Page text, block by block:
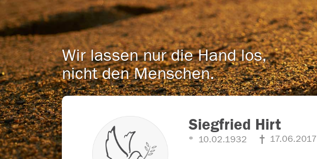
Wir lassen nur die Hand los,
nicht den Menschen.
Siegfried Hirt
10.02.1932 17.06.2017